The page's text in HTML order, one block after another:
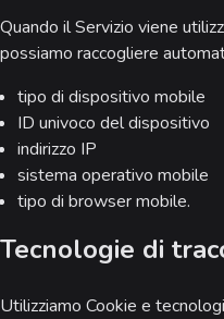
Quando il Servizio viene
possiamo raccogliere
tipo di dispositivo mobile
ID univoco del dispositivo
indirizzo IP
sistema operativo mobile
tipo di browser mobile.
Tecnologie di
Utilizziamo Cookie e